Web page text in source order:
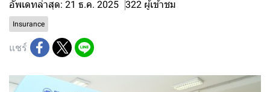
อัพเดทล่าสุด: 21 ธ.ค. 2025 322 ผู้เข้าชม
Insurance
แชร์